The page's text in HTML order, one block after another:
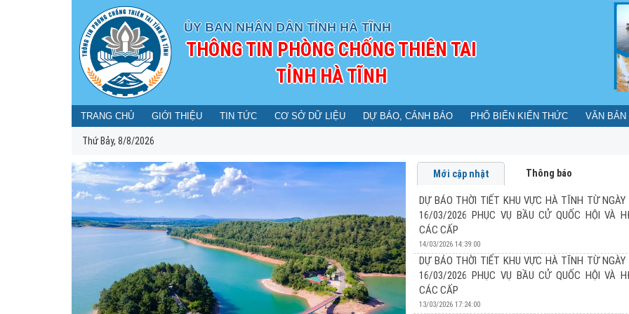
ỦY BAN NHÂN DÂN TỈNH HÀ TĨNH
THÔNG TIN PHÒNG CHỐNG THIÊN TAI
TỈNH HÀ TĨNH
TRANG CHỦ GIỚI THIỆU TIN TỨC CƠ SỞ DỮ LIỆU DỰ BÁO, CẢNH BÁO PHỔ BIẾN KIẾN THỨC VĂN BẢN
Thứ Bảy, 8/8/2026
DỰ BÁO THỜI TIẾT KHU VỰC HÀ TĨNH
PHỤC VỤ BẦU CỬ QUỐC HỘI VÀ HĐND CÁC
Mới cập nhật Thông báo
DỰ BÁO THỜI TIẾT KHU VỰC HÀ TĨNH TỪ NGÀY
16/03/2026 PHỤC VỤ BẦU CỬ QUỐC HỘI VÀ
CÁC CẤP
14/03/2026 14:39:00
DỰ BÁO THỜI TIẾT KHU VỰC HÀ TĨNH TỪ NGÀY
16/03/2026 PHỤC VỤ BẦU CỬ QUỐC HỘI VÀ
CÁC CẤP
13/03/2026 17:24:00